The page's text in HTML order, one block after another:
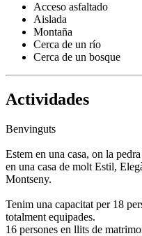
Acceso asfaltado
Aislada
Montaña
Cerca de un río
Cerca de un bosque
Actividades
Benvinguts
Estem en una casa, on la
en una casa de molt Estil,
Montseny.
Tenim una capacitat per 18
totalment equipades.
16 persones en llits de